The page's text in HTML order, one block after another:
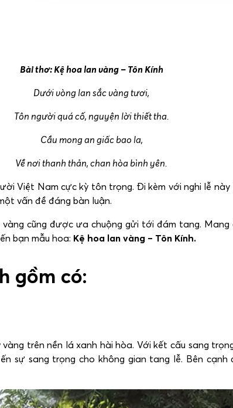
Bài thơ: Kệ hoa lan vàng – Tôn Kính
Dưới vòng lan sắc vàng tươi,
Tôn người quá cố, nguyện lời thiết tha.
Cầu mong an giấc bao la,
Về nơi thanh thản, chan hòa bình yên.
Việt Nam cực kỳ tôn trọng. Đi kèm với nghi lễ này
vấn đề đáng bàn luận.
cũng được ưa chuộng gửi tới đám tang.
bạn mẫu hoa: Kệ hoa lan vàng – Tôn Kính.
gồm có:
trên nền lá xanh hài hòa. Với kết cấu sang
sự sang trọng cho không gian tang lễ. Bên